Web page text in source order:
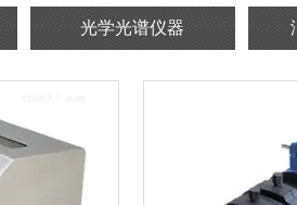
光学光谱仪器